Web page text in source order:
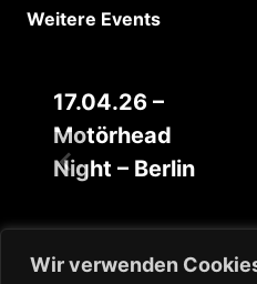
Wir verwenden
Weitere Events
17.04.26 –
Motörhead
Night – Berlin